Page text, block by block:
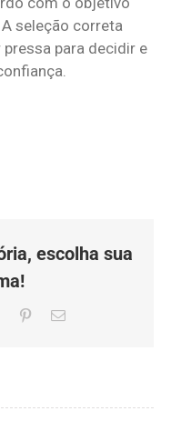
seleção correta
para decidir e
escolha sua
WhatsappPinterest
O